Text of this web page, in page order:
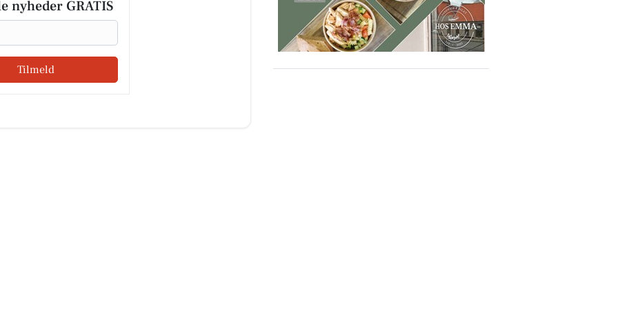
nyheder GRATIS
Tilmeld